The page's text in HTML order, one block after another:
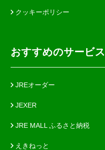
クッキーポリシー
おすすめのサービス
JREオーダー
JEXER
JRE MALL ふるさと納税
えきねっと